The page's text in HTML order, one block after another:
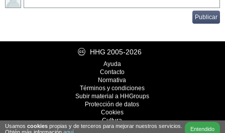
HHG 2005-2026
Ayuda
Contacto
Normativa
Términos y condiciones
Subir material a HHGroups
Protección de datos
Cookies
Cultura
DesarrolloiRealWorks
Usamos cookies propias y de terceros para mejorar nuestros servicios.
Entendido